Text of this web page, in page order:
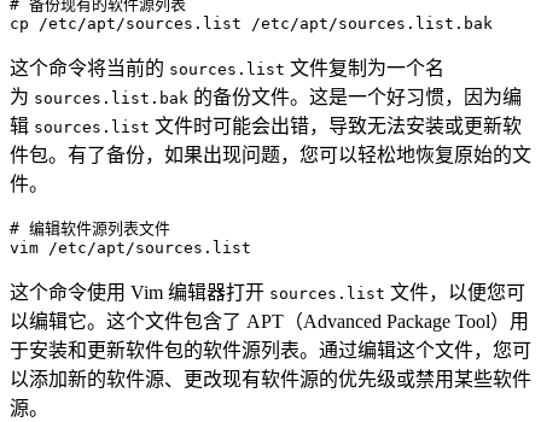
# 备份现有的软件源列表
cp
/etc/apt /sources.list /etc /apt/
这个命令将当前的 sources.list 文件复制为一个名
为 sources.list.bak 的备份文件。这是一个好习惯，因为编
辑 sources.list 文件时可能会出错，导致无法安装或更新软
件包。有了备份，如果出现问题，您可以轻松地恢复原始的文
件。
# 编辑软件源列表文件
vim
这个命令使用 Vim 编辑器打开 sources.list 文件，以便您可
以编辑它。这个文件包含了 APT（Advanced Package Tool）用
于安装和更新软件包的软件源列表。通过编辑这个文件，您可
以添加新的软件源、更改现有软件源的优先级或禁用某些软件
源。